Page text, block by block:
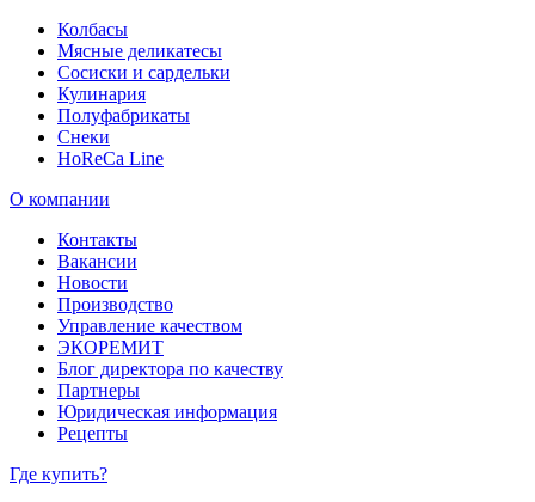
Колбасы
Мясные деликатесы
Сосиски и сардельки
Кулинария
Полуфабрикаты
Снеки
HoReCa Line
О компании
Контакты
Вакансии
Новости
Производство
Управление качеством
ЭКОРЕМИТ
Блог директора по качеству
Партнеры
Юридическая информация
Рецепты
Где купить?